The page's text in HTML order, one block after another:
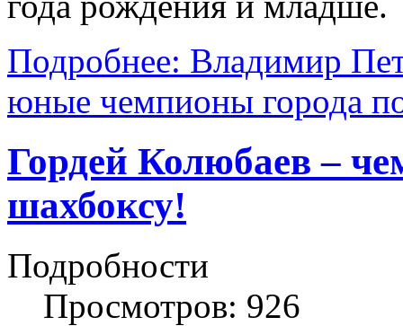
Подробнее: Владимир
юные чемпионы города
Гордей Колюбаев –
шахбоксу!
Подробности
Просмотров: 926